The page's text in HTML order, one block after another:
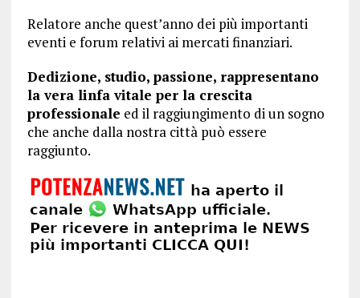
Relatore anche quest’anno dei più importanti
eventi e forum relativi ai mercati finanziari.
Dedizione, studio, passione, rappresentano
la vera linfa vitale per la crescita
professionale ed il raggiungimento di un sogno
che anche dalla nostra città può essere
raggiunto.